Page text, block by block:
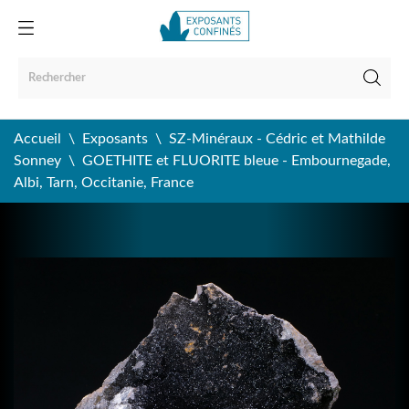
Accueil Exposants
SZ-Minéraux - Cédric et Mathilde
Sonney
GOETHITE et FLUORITE bleue - Embournegade,
Albi, Tarn, Occitanie, France